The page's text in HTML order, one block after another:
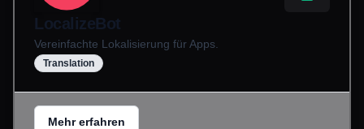
LocalizeBot
Vereinfachte Lokalisierung für Apps.
Translation
Mehr erfahren